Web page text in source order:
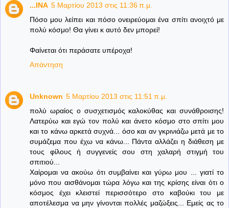
...INA 5 Μαρτίου 2013 στις 11:36 π.μ.
Πόσο μου λείπει και πόσο ονειρεύομαι ένα σπίτι ανοιχτό με
πολύ κόσμο! Θα γίνει κ αυτό δεν μπορεί!
Φαίνεται ότι περάσατε υπέροχα!
Απάντηση
Unknown 5 Μαρτίου 2013 στις 11:51 π.μ.
πολύ ωραίος ο συσχετισμός καλοκύθας και συνάθροισης!
Λατερύω και εγώ τον πολύ και άνετο κόσμο στο σπίτι μου
και το κάνω αρκετά συχνά... όσο και αν γκρινιάζω μετά με το
συμάζεμα που έχω να κάνω... Πάντα αλλάζει η διάθεση με
τους φίλους ή συγγενείς σου στη χαλαρή στιγμή του
σπιτιού...
Χαίρομαι να ακούω ότι συμβαίνει και γύρω μου ... γιατί το
μόνο που αισθάνομαι τώρα λόγω και της κρίσης είναι ότι ο
κόσμος έχει κλειστεί περισσότερο στο καβούκι του με
αποτέλεσμα να μην γίνονται πολλές μαζώξεις... Εμείς ας το